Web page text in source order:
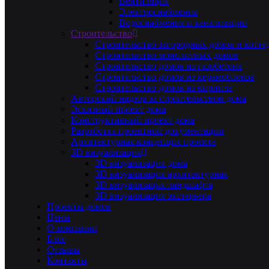
Электроснабжения
Водоснабжения и канализации
Строительство
Строительство загородных домов и
Строительство монолитных домов
Строительство домов из газобетона
Строительство домов из керамоблоков
Строительство домов из кирпича
Авторский надзор за строительством дома
Эскизный проект дома
Конструктивный проект дома
Разработка проектной документации
Архитектурная концепция проекта
3D визуализация
3D визуализация дома
3D визуализация архитектурная
3D визуализация ландшафта
3D визуализация экстерьера
Проекты домов
Цены
О компании
Блог
Отзывы
Контакты